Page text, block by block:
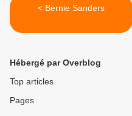
< Bernie Sanders
Hébergé par Overblog
Top articles
Pages